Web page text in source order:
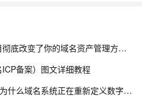
千万别错过！这个国产开源项目彻底改变了你的域名资产管理方式，收藏它相当于多一个安全专家！
备案）图文详细教程
DNS+：互联网的下一个十年，为什么域名系统正在重新定义数字生态？ ——解读《“DNS+”发展白皮书（2023）》